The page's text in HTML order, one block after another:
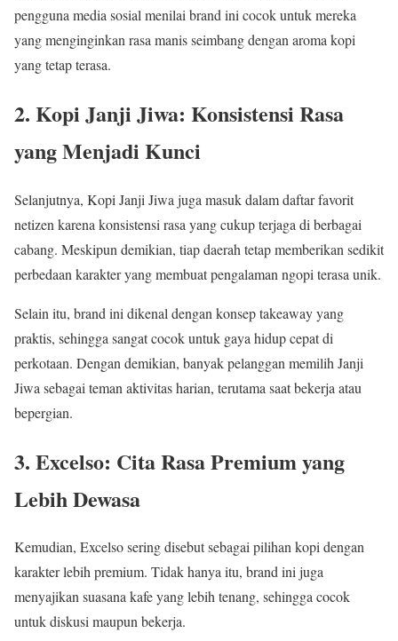
pengguna media sosial menilai brand ini cocok untuk mereka
yang menginginkan rasa manis seimbang dengan aroma kopi
yang tetap terasa.
2. Kopi Janji Jiwa: Konsistensi Rasa
yang Menjadi Kunci
Selanjutnya, Kopi Janji Jiwa juga masuk dalam daftar favorit
netizen karena konsistensi rasa yang cukup terjaga di berbagai
cabang. Meskipun demikian, tiap daerah tetap memberikan sedikit
perbedaan karakter yang membuat pengalaman ngopi terasa unik.
Selain itu, brand ini dikenal dengan konsep takeaway yang
praktis, sehingga sangat cocok untuk gaya hidup cepat di
perkotaan. Dengan demikian, banyak pelanggan memilih Janji
Jiwa sebagai teman aktivitas harian, terutama saat bekerja atau
bepergian.
3. Excelso: Cita Rasa Premium yang
Lebih Dewasa
Kemudian, Excelso sering disebut sebagai pilihan kopi dengan
karakter lebih premium. Tidak hanya itu, brand ini juga
menyajikan suasana kafe yang lebih tenang, sehingga cocok
untuk diskusi maupun bekerja.